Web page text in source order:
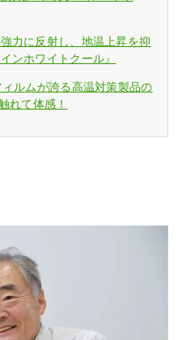
力に反射し、地温上昇を抑
ンホワイトクール』
ルムが誇る高温対策製品の
れて体感！